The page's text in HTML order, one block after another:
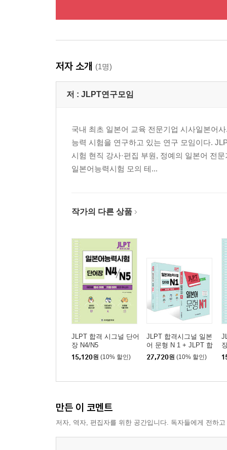
저자 소개 (1명)
저 : JLPT연구모임
국내 최초 일본어 교육 전문기업 시사일본어
능력 시험을 연구하고 있는 연구 모임이다.
시험 현직 강사·편집 부원, 정예의 일본어 전
일본어능력시험 모의 테...
작가의 다른 상품
JLPT 합격 시그널 단어
장 N4/N5
15,120원 (10% 할인)
JLPT 합격시그널 일본
어 문형 N 1 + JLPT 합
격 시그널 단어장 N 1
세트
27,720원 (10% 할인)
만든 이 코멘트
저자, 역자, 편집자를 위한 공간입니다. 독자들에게 전하